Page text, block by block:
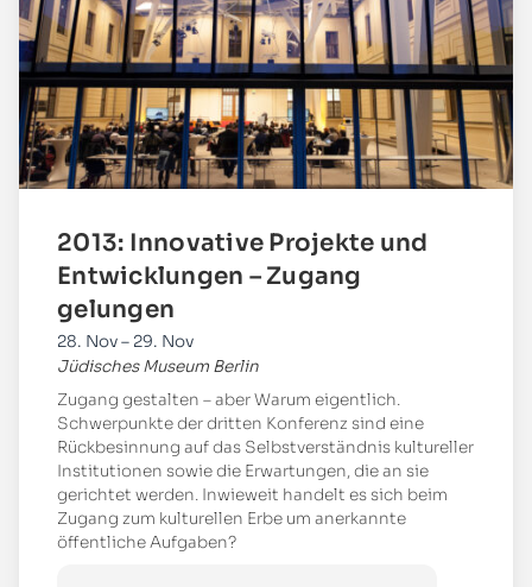
2013: Innovative Projekte und
Entwicklungen – Zugang
gelungen
28. Nov – 29. Nov
Jüdisches Museum Berlin
Zugang gestalten – aber Warum eigentlich.
Schwerpunkte der dritten Konferenz sind eine
Rückbesinnung auf das Selbstverständnis kultureller
Institutionen sowie die Erwartungen, die an sie
gerichtet werden. Inwieweit handelt es sich beim
Zugang zum kulturellen Erbe um anerkannte
öffentliche Aufgaben?